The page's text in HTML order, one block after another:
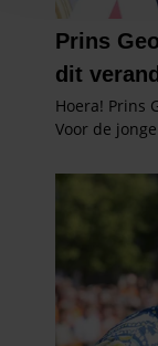
en om ons
informatie over
partners voor
informatie die u
verzameld op
gaat akkoord